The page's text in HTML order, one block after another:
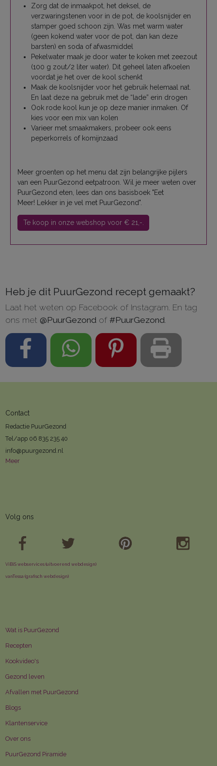
Zorg dat de inmaakpot, het deksel, de
verzwaringstenen voor in de pot, de koolsnijder en
stamper goed schoon zijn. Was met warm water
(geen kokend water voor de pot, dan kan deze
barsten) en soda of afwasmiddel
Pekelwater maak je door water te koken met zeezout
(100 g zout/2 liter water). Dit geheel laten afkoelen
voordat je het over de kool schenkt
Maak de koolsnijder voor het gebruik helemaal nat.
En laat deze na gebruik met de “lade” erin drogen
Ook rode kool kun je op deze manier inmaken. Of
kies voor een mix van kolen
Varieer met smaakmakers, probeer ook eens
peperkorrels of komijnzaad
Meer groenten op het menu dat zijn belangrijke pijlers
van een PuurGezond eetpatroon. Wil je meer weten over
PuurGezond eten, lees dan ons basisboek "Eet
Meer! Lekker in je vel met PuurGezond".
Te koop in onze webshop voor € 21,-.
Heb je dit PuurGezond recept gemaakt?
Laat het weten op Facebook of Instagram. En tag
ons met @PuurGezondof #PuurGezond.
Contact
Redactie PuurGezond
Tel/app 06 835 235 40
info@puurgezond.nl
Meer
Wat is PuurGezond
Recepten
Kookvideo's
Gezond leven
Afvallen met PuurGezond
Blogs
Klantenservice
Over ons
PuurGezond Piramide
Volg ons
ViBiS webservices (uitvoerend webdesign)
vanTessa (grafisch webdesign)